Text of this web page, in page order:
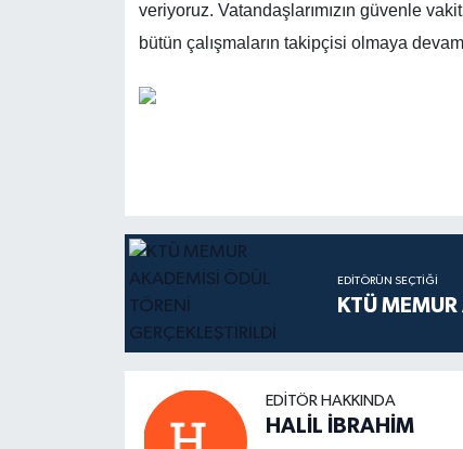
veriyoruz. Vatandaşlarımızın güvenle
bütün çalışmaların takipçisi olmaya
EDITÖRÜN SEÇTIĞI
KTÜ
EDITÖR HAKKINDA
HALİL İBRAHİM